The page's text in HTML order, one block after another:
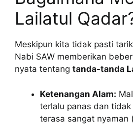
Lailatul
Meskipun kita tidak pasti
Nabi SAW memberikan
nyata tentang tanda-tanda
Ketenangan Alam:
terlalu panas dan
terasa sangat nyaman